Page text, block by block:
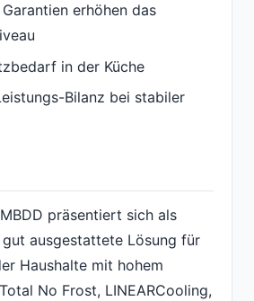
erhöhen das
in der Küche
Bilanz bei stabiler
präsentiert sich als
ausgestattete Lösung für
Haushalte mit hohem
No Frost, LINEARCooling,